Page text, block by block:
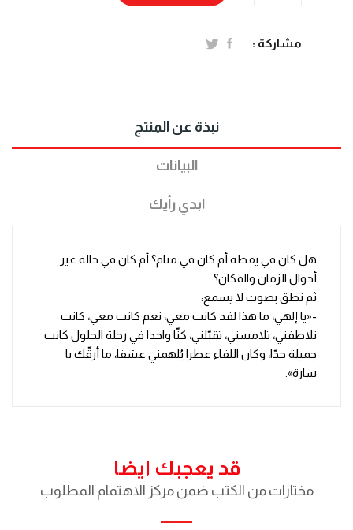
مشاركة :
نبذة عن المنتج
البيانات
ابدي رأيك
هل كان في يقظة أم كان في منام؟ أم كان في حالة غير
أحوال الزمان والمكان؟
ثم نطق بصوت لا يسمع:
-«يا إلهي، ما هذا لقد كانت معي، نعم كانت معي، كانت
تلاطفني، تلامسني، تقبّلني، كنّا واحدا في رحلة الحلول كانت
جميلة جدّا، وكان اللقاء عطرا يُلهمني عشقا، ما أرقّك يا
سارة».
قد يعجبك ايضا
مختارات من الكتب ضمن مركز الاهتمام المطلوب